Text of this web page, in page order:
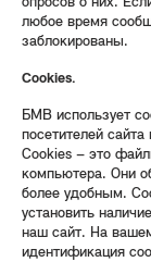
любое время
заблокированы.
Cookies.
БМВ использует
посетителей
Cookies – это
компьютера. Они
более удобным.
установить
наш сайт. На
идентификация